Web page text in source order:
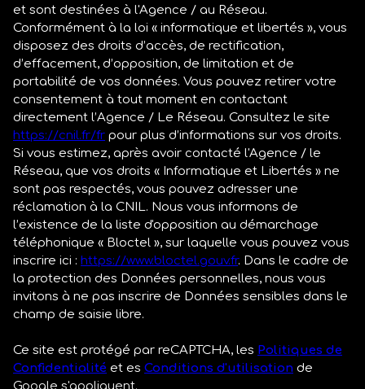
et sont destinées à l'Agence / au Réseau.
Conformément à la loi « informatique et libertés », vous
disposez des droits d’accès, de rectification,
d’effacement, d’opposition, de limitation et de
portabilité de vos données. Vous pouvez retirer votre
consentement à tout moment en contactant
directement l’Agence / Le Réseau. Consultez le site
https://cnil.fr/fr pour plus d’informations sur vos droits.
Si vous estimez, après avoir contacté l'Agence / le
Réseau, que vos droits « Informatique et Libertés » ne
sont pas respectés, vous pouvez adresser une
réclamation à la CNIL. Nous vous informons de
l’existence de la liste d'opposition au démarchage
téléphonique « Bloctel », sur laquelle vous pouvez vous
inscrire ici : https://www.bloctel.gouv.fr. Dans le cadre de
la protection des Données personnelles, nous vous
invitons à ne pas inscrire de Données sensibles dans le
champ de saisie libre.
Ce site est protégé par reCAPTCHA, les Politiques de
Confidentialité et es Conditions d'utilisation de
Google s'appliquent.